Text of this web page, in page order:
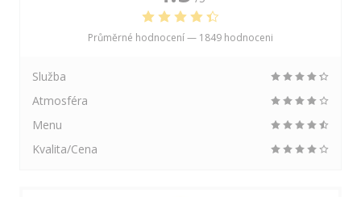
Průměrné hodnocení — 1849 hodnoceni
Služba
Atmosféra
Menu
Kvalita/Cena